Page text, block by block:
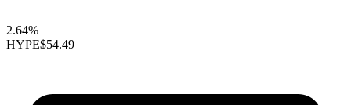
2.64%
HYPE$54.49